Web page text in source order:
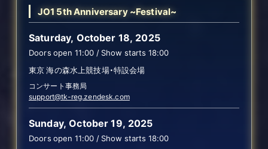
JO1 5th Anniversary ~Festival~
Saturday, October 18, 2025
Doors open 11:00 / Show starts 18:00
東京 海の森水上競技場・特設会場
コンサート事務局
support@tk-reg.zendesk.com
Sunday, October 19, 2025
Doors open 11:00 / Show starts 18:00